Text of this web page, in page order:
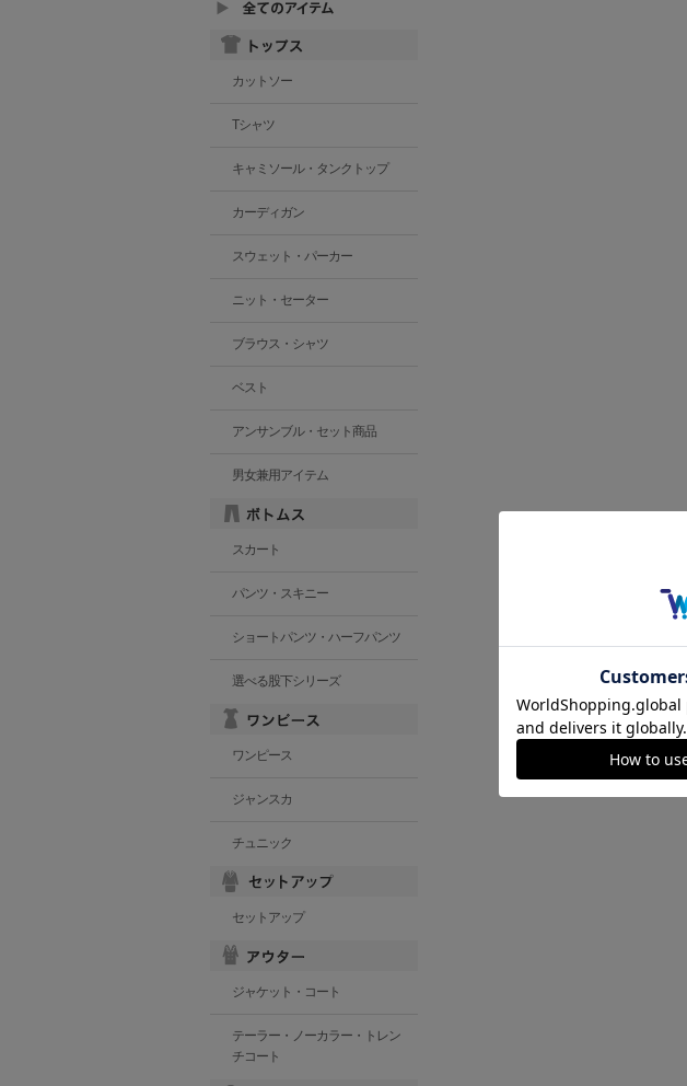
カットソー
Tシャツ
キャミソール・タンクトップ
カーディガン
スウェット・パーカー
ニット・セーター
ブラウス・シャツ
ベスト
アンサンブル・セット商品
男女兼用アイテム
スカート
パンツ・スキニー
ショートパンツ・ハーフパンツ
選べる股下シリーズ
ワンピース
ジャンスカ
チュニック
セットアップ
ジャケット・コート
テーラー・ノーカラー・トレン
チコート